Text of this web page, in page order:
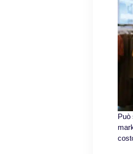
Può